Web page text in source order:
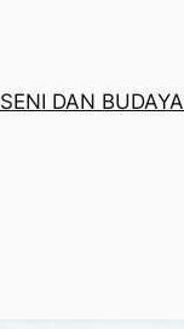
SENI DAN BUDAYA